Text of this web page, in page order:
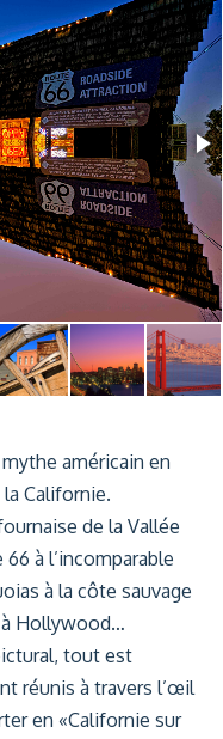
américain en
Californie.
de la Vallée
à l’incomparable
à la côte sauvage
Hollywood…
tout est
réunis à travers l’œil
en «Californie sur